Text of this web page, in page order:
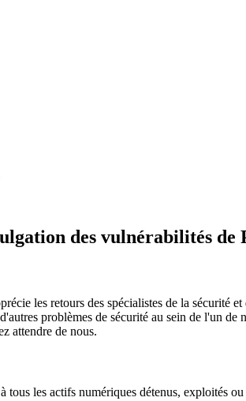
des vulnérabilités de
les retours des spécialistes de la
problèmes de sécurité au sein de l'un
attendre de nous.
tous les actifs numériques détenus, exploités